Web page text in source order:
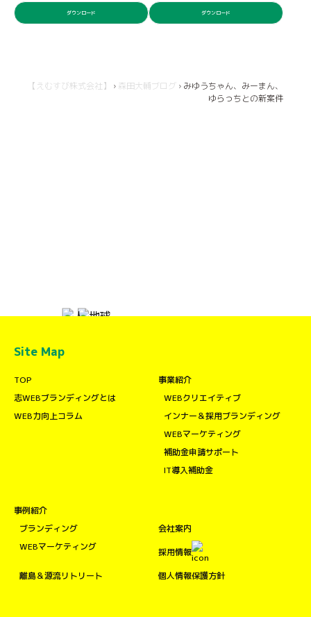
ダウンロード ダウンロード
【えむすび株式会社】 › 森田大輔ブログ › みゆうちゃん、みーまん、
ゆらっちとの新案件
Site Map
TOP
志WEBブランディングとは
WEB力向上コラム
事業紹介
WEBクリエイティブ
インナー＆採用ブランディング
WEBマーケティング
補助金申請サポート
IT導入補助金
事例紹介
ブランディング
WEBマーケティング
離島＆源流リトリート
会社案内
採用情報
個人情報保護方針